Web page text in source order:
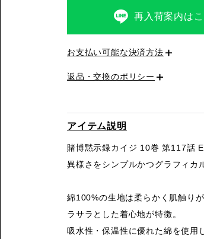
再入荷案内は
お支払い可能な決済方法
返品・交換のポリシー
アイテム説明
賭博黙示録カイジ 10巻 第117話
異様さをシンプルかつグラフィカ
綿100%の生地は柔らかく肌触り
ラサラとした着心地が特徴。
吸水性・保温性に優れた綿を使用